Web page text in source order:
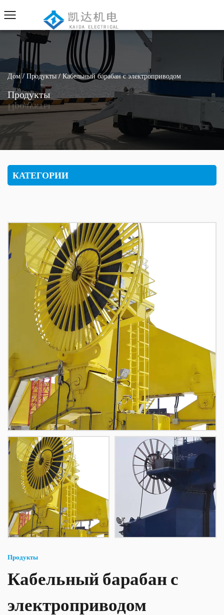
Дом/ Продукты/Кабельный барабан с электроприводом
Продукты
КАТЕГОРИИ
Продукты
Кабельный барабан с
электроприводом